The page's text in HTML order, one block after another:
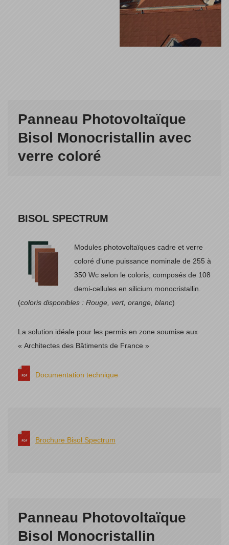
Panneau Photovoltaïque
Bisol Monocristallin avec
verre coloré
BISOL SPECTRUM
Modules photovoltaïques cadre et verre
coloré d’une puissance nominale de 255 à
350 Wc selon le coloris, composés de 108
demi-cellules en silicium monocristallin.
(coloris disponibles : Rouge, vert, orange, blanc)
La solution idéale pour les permis en zone soumise aux
« Architectes des Bâtiments de France »
Documentation technique
Brochure Bisol Spectrum
Panneau Photovoltaïque
Bisol Monocristallin